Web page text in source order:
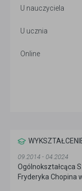
U nauczyciela
U ucznia
Online
09.2014 - 04.2024
Ogólnokształcąca
Fryderyka Chopina